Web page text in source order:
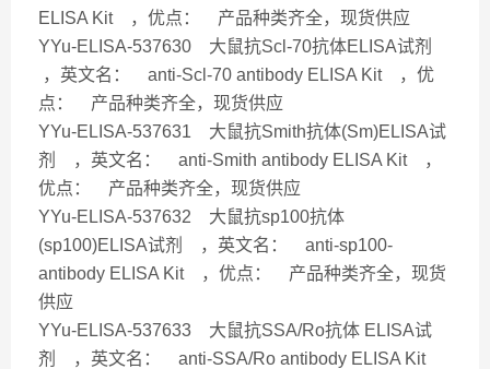
ELISA Kit ，优点： 产品种类齐全，现货供应
YYu-ELISA-537630 大鼠抗Scl-70抗体ELISA试剂
，英文名： anti-Scl-70 antibody ELISA Kit ，优
点： 产品种类齐全，现货供应
YYu-ELISA-537631 大鼠抗Smith抗体(Sm)ELISA试
剂 ，英文名： anti-Smith antibody ELISA Kit ，
优点： 产品种类齐全，现货供应
YYu-ELISA-537632 大鼠抗sp100抗体
(sp100)ELISA试剂 ，英文名： anti-sp100-
antibody ELISA Kit ，优点： 产品种类齐全，现货
供应
YYu-ELISA-537633 大鼠抗SSA/Ro抗体 ELISA试
剂 ，英文名： anti-SSA/Ro antibody ELISA Kit